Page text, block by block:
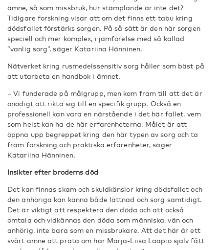
ämne, så som missbruk, hur stämplande är inte det?
Tidigare forskning visar att om det finns ett tabu kring
dödsfallet förstärks sorgen. På så sätt är den här sorgen
speciell och mer komplex, i jämförelse med så kallad
”vanlig sorg”, säger Katariina Hänninen.
Nätverket kring rusmedelssensitiv sorg håller som bäst på
att utarbeta en handbok i ämnet.
– Vi funderade på målgrupp, men kom fram till att det är
onödigt att rikta sig till en specifik grupp. Också en
professionell kan vara en närstående i det här fallet, vem
som helst kan ha de här erfarenheterna. Målet är att
öppna upp begreppet kring den här typen av sorg och ta
fram forskning och praktiska erfarenheter, säger
Katariina Hänninen.
Insikter efter broderns död
Det kan finnas skam och skuldkänslor kring dödsfallet och
den anhöriga kan känna både lättnad och sorg samtidigt.
Det är viktigt att respektera den döda och att också
omtala och vidkännas den döda som människa, vän och
anhörig, inte bara som en missbrukare. Att det här är ett
svårt ämne att prata om har Marja-Liisa Laapio själv fått